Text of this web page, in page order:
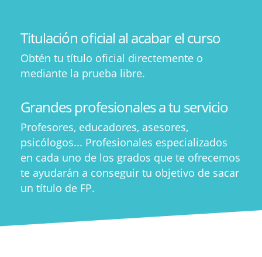
Titulación oficial al acabar el curso
Obtén tu título oficial directemente o
mediante la prueba libre.
Grandes profesionales a tu servicio
Profesores, educadores, asesores,
psicólogos... Profesionales especializados
en cada uno de los grados que te ofrecemos
te ayudarán a conseguir tu objetivo de sacar
un título de FP.